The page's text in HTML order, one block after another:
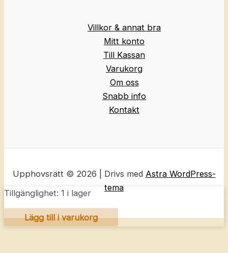
Villkor & annat bra
Mitt konto
Till Kassan
Varukorg
Om oss
Snabb info
Kontakt
Upphovsrätt © 2026 | Drivs med Astra WordPress-
tema
Tillgänglighet: 1 i lager
Bentoset
med
Lägg till i varukorg